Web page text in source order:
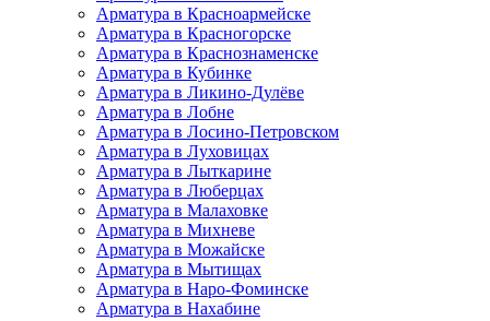
Арматура в Красноармейске
Арматура в Красногорске
Арматура в Краснознаменске
Арматура в Кубинке
Арматура в Ликино-Дулёве
Арматура в Лобне
Арматура в Лосино-Петровском
Арматура в Луховицах
Арматура в Лыткарине
Арматура в Люберцах
Арматура в Малаховке
Арматура в Михневе
Арматура в Можайске
Арматура в Мытищах
Арматура в Наро-Фоминске
Арматура в Нахабине